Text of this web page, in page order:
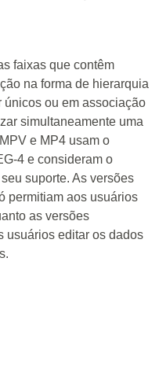
faixas que contêm
na forma de hierarquia
únicos ou em associação
simultaneamente uma
e MP4 usam o
4 e consideram o
suporte. As versões
permitiam aos usuários
as versões
usuários editar os dados